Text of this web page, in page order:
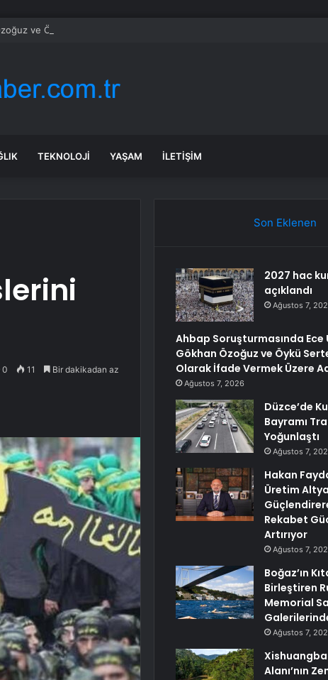
ve Öykü Serter Tanık Olarak İfade Vermek Üzere Adliyeye Geldi
TEKNOLOJI YAŞAM İLETIŞIM
0 11 Bir dakikadan az
Son Eklenen
2027 hac
açıklandı
Ağustos 7,
Ahbap Soruşturmasında Ece
Gökhan Özoğuz ve Öykü
Olarak İfade Vermek Üzere
Ağustos 7, 2026
Düzce’de
Bayramı
Yoğunlaştı
Ağustos 7,
Hakan
Üretim
Rekabet
Artırıyor
Ağustos 7,
Boğaz’ın
Birleştiren
Memorial
Ağustos 7,
Alanı’nın